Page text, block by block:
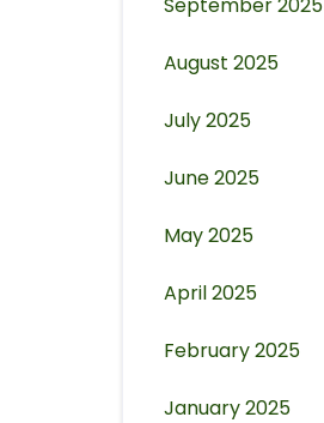
August 2025
July 2025
June 2025
May 2025
April 2025
February 2025
January 2025